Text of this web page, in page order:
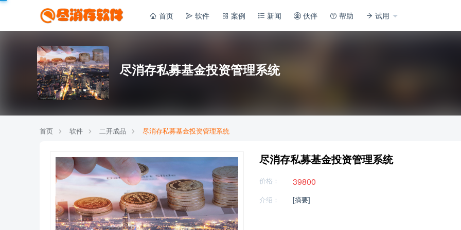
首页 软件 案例 新闻 伙伴 帮助 试用
尽消存私募基金投资管理系统
首页 软件 二开成品 尽消存私募基金投资管理系统
尽消存私募基金投资管理系统
价格： 39800
介绍： [摘要]